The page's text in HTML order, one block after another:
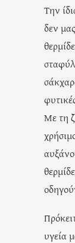
Την
δεν
Με τη
υγεία